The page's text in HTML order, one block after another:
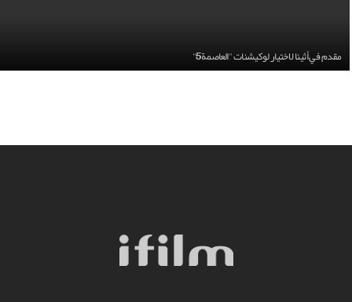
مقدم في أثينا لاختيار لوكيشنات "العاصمة5"